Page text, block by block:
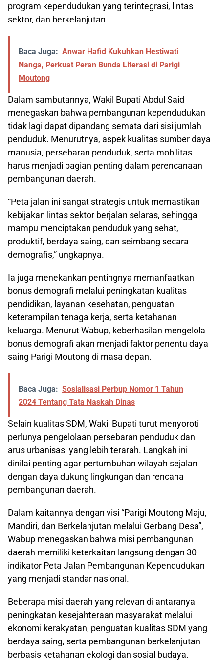
program kependudukan yang terintegrasi, lintas
sektor, dan berkelanjutan.
Baca Juga: Anwar Hafid Kukuhkan Hestiwati
Nanga, Perkuat Peran Bunda Literasi di Parigi
Moutong
Dalam sambutannya, Wakil Bupati Abdul Said
menegaskan bahwa pembangunan kependudukan
tidak lagi dapat dipandang semata dari sisi jumlah
penduduk. Menurutnya, aspek kualitas sumber daya
manusia, persebaran penduduk, serta mobilitas
harus menjadi bagian penting dalam perencanaan
pembangunan daerah.
“Peta jalan ini sangat strategis untuk memastikan
kebijakan lintas sektor berjalan selaras, sehingga
mampu menciptakan penduduk yang sehat,
produktif, berdaya saing, dan seimbang secara
demografis,” ungkapnya.
Ia juga menekankan pentingnya memanfaatkan
bonus demografi melalui peningkatan kualitas
pendidikan, layanan kesehatan, penguatan
keterampilan tenaga kerja, serta ketahanan
keluarga. Menurut Wabup, keberhasilan mengelola
bonus demografi akan menjadi faktor penentu daya
saing Parigi Moutong di masa depan.
Baca Juga: Sosialisasi Perbup Nomor 1 Tahun
2024 Tentang Tata Naskah Dinas
Selain kualitas SDM, Wakil Bupati turut menyoroti
perlunya pengelolaan persebaran penduduk dan
arus urbanisasi yang lebih terarah. Langkah ini
dinilai penting agar pertumbuhan wilayah sejalan
dengan daya dukung lingkungan dan rencana
pembangunan daerah.
Dalam kaitannya dengan visi “Parigi Moutong Maju,
Mandiri, dan Berkelanjutan melalui Gerbang Desa”,
Wabup menegaskan bahwa misi pembangunan
daerah memiliki keterkaitan langsung dengan 30
indikator Peta Jalan Pembangunan Kependudukan
yang menjadi standar nasional.
Beberapa misi daerah yang relevan di antaranya
peningkatan kesejahteraan masyarakat melalui
ekonomi kerakyatan, penguatan kualitas SDM yang
berdaya saing, serta pembangunan berkelanjutan
berbasis ketahanan ekologi dan sosial budaya.